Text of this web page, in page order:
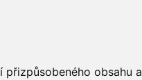
obsahu a
Dárky Obuv / oblečení